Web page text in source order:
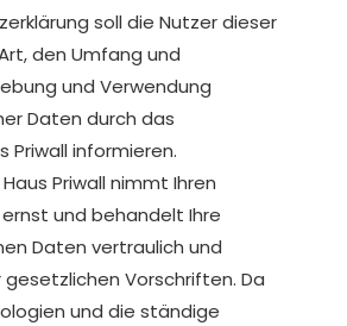
soll die Nutzer dieser
den Umfang und
und Verwendung
Daten durch das
Priwall informieren.
Priwall nimmt Ihren
und behandelt Ihre
Daten vertraulich und
Vorschriften. Da
und die ständige